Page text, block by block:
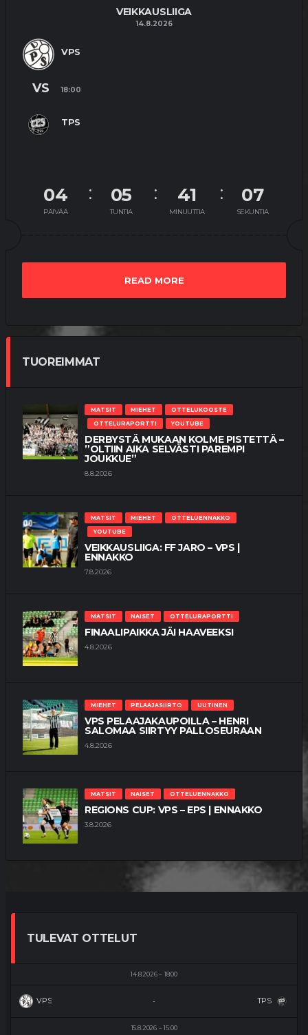
VEIKKAUSLIIGA
14.8.2026
VPS
TPS
VS 18:00
04
PÄIVÄÄ
05
TUNTIA
41
MINUUTTIA
06
SEKUNTIA
READ MORE
TUOREIMMAT
MATSIT MIEHET
OTTELUKOOSTE
OTTELURAPORTTI
YOUTUBE
DERBYSTÄ MUKAAN KOLME PISTETTÄ –
”OLTIIN AIKA SELVÄSTI PAREMPI
JOUKKUE”
8.8.2026
MATSIT MIEHET
OTTELUENNAKKO
YOUTUBE
VEIKKAUSLIIGA: FF JARO – VPS |
ENNAKKO
7.8.2026
MATSIT NAISET OTTELURAPORTTI
FINAALIPAIKKA JÄI HAAVEEKSI
4.8.2026
MIEHET PELAAJASIIRTO UUTINEN
VPS PELAAJAKAUPOILLA – HENRI
SALOMAA SIIRTYY PALLOSEURAAN
4.8.2026
MATSIT NAISET OTTELUENNAKKO
REGIONS CUP: VPS – EPS | ENNAKKO
3.8.2026
TULEVAT OTTELUT
14.8.2026 18:00
VPS TPS
-
15.8.2026 15:00